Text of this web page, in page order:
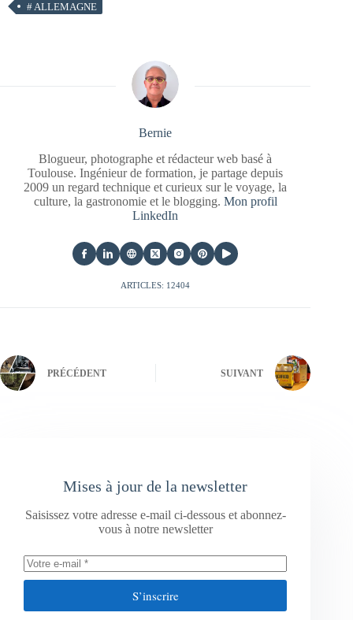
#ALLEMAGNE
Bernie
Blogueur, photographe et rédacteur web basé à
Toulouse. Ingénieur de formation, je partage depuis
2009 un regard technique et curieux sur le voyage, la
culture, la gastronomie et le blogging. Mon profil
LinkedIn
ARTICLES: 12404
PRÉCÉDENT SUIVANT
Mises à jour de la newsletter
Saisissez votre adresse e-mail ci-dessous et abonnez-
vous à notre newsletter
S’inscrire